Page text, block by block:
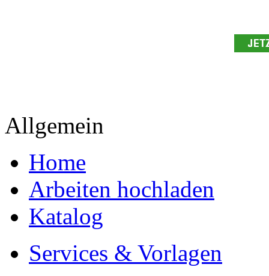
Allgemein
Home
Arbeiten hochladen
Katalog
Services & Vorlagen